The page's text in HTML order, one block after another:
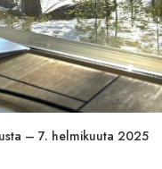
– 7. helmikuuta 2025